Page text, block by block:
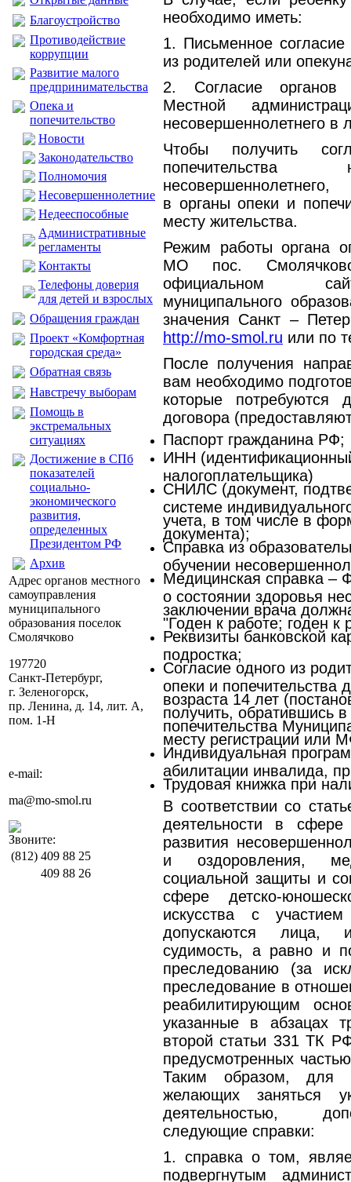
Благоустройство
Противодействие
коррупции
Развитие малого
предпринимательства
Опека и
попечительство
Новости
Законодательство
Полномочия
Несовершеннолетние
Недееспособные
Административные
регламенты
Контакты
Телефоны доверия
для детей и взрослых
Обращения граждан
Проект «Комфортная
городская среда»
Обратная связь
Навстречу выборам
Помощь в
экстремальных
ситуациях
Достижение в СПб
показателей
социально-
экономического
развития,
определенных
Президентом РФ
Архив
Адрес органов местного
самоуправления
муниципального
образования поселок
Смолячково
197720
Санкт-Петербург,
г. Зеленогорск,
пр. Ленина, д. 14, лит. А,
пом. 1-Н
e-mail:
ma@mo-smol.ru
Звоните:
(812) 409 88 25
409 88 26
необходимо иметь:
1. Письменное согласие
из родителей или
2. Согласие органов
Местной
несовершеннолетнего в
Чтобы получить
попечительства
в органы опеки и
месту жительства.
Режим работы органа
МО пос.
официальном
муниципального
значения Санкт –
http://mo-smol.ru или по
После получения
вам необходимо
которые потребуются
договора
Паспорт гражданина РФ;
ИНН
налогоплательщика)
СНИЛС (документ,
системе
учета, в том числе в
документа);
Справка из
обучении
Медицинская справка –
о состоянии здоровья
заключении врача
"Годен к работе; годен к
Реквизиты банковской
подростка;
Согласие одного из
опеки и попечительства
возраста 14 лет
получить, обратившись
попечительства
месту регистрации или
Индивидуальная
абилитации инвалида,
Трудовая книжка при
В соответствии со
деятельности в сфере
развития
и оздоровления,
социальной защиты и
сфере детско-
искусства с
допускаются
судимость, а равно и
преследованию (за
преследование в
реабилитирующим
указанные в абзацах
второй статьи 331 ТК
предусмотренных
Таким образом, для
желающих заняться
деятельностью,
следующие справки:
1. справка о том,
подвергнутым